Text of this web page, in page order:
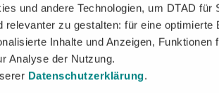
und andere Technologien, um DTAD für
relevanter zu gestalten: für eine optimierte
Inhalte und Anzeigen, Funktionen
Analyse der Nutzung.
Datenschutzerklärung.